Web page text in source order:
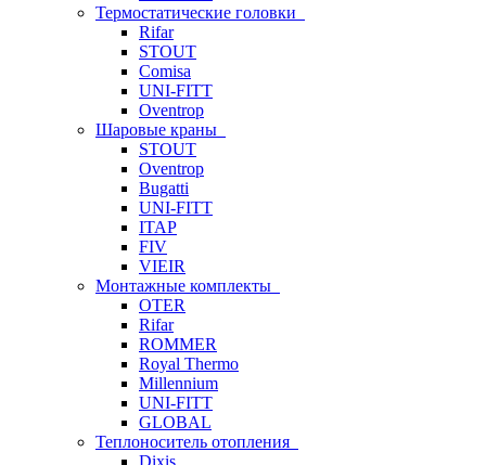
Термостатические головки
Rifar
STOUT
Comisa
UNI-FITT
Oventrop
Шаровые краны
STOUT
Oventrop
Bugatti
UNI-FITT
ITAP
FIV
VIEIR
Монтажные комплекты
OTER
Rifar
ROMMER
Royal Thermo
Millennium
UNI-FITT
GLOBAL
Теплоноситель отопления
Dixis